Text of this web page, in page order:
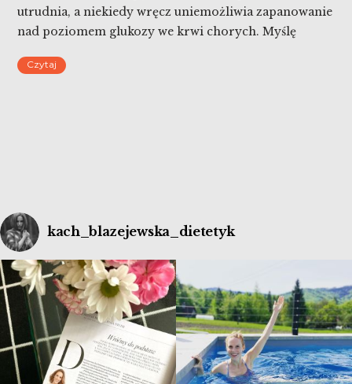
utrudnia, a niekiedy wręcz uniemożliwia zapanowanie
nad poziomem glukozy we krwi chorych. Myślę
zadbać o zdrowie. Covid i cukrzyca – podstawowe
Czytaj
kach_blazejewska_dietetyk